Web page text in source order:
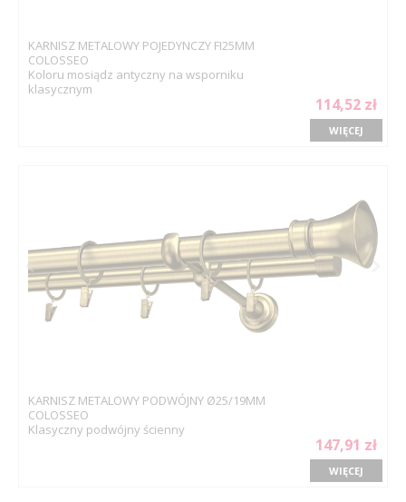
KARNISZ METALOWY POJEDYNCZY FI25MM
COLOSSEO
Koloru mosiądz antyczny na wsporniku
klasycznym
114,52 zł
WIĘCEJ
KARNISZ METALOWY PODWÓJNY Ø25/19MM
COLOSSEO
Klasyczny podwójny ścienny
147,91 zł
WIĘCEJ